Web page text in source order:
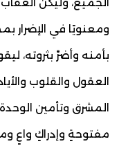
الجميع، وليكن
ومعنويًا في الإضرار
بأمنه وأضرَّ بثروته،
العقول والقلوب
المشرق وتأمين
مفتوحةٍ وإدراكٍ واعٍ